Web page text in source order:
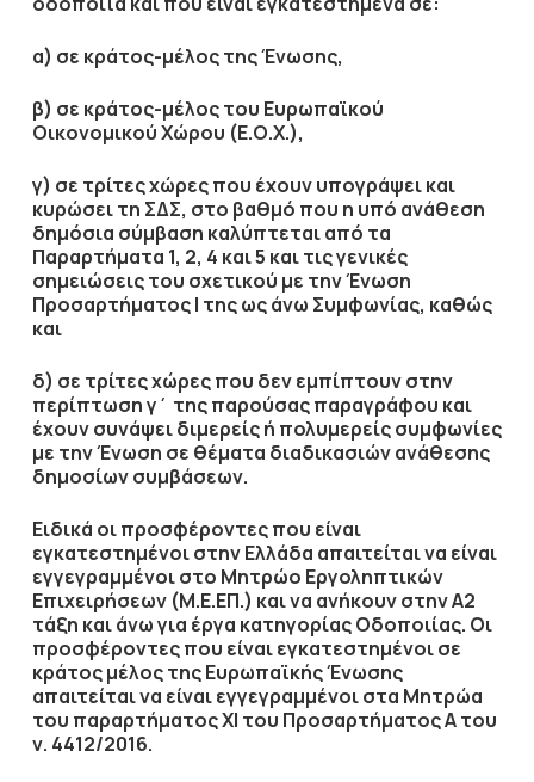
α) σε κράτος-μέλος της Ένωσης,
β) σε κράτος-μέλος του Ευρωπαϊκού
Οικονομικού Χώρου (Ε.Ο.Χ.),
γ) σε τρίτες χώρες που έχουν υπογράψει και
κυρώσει τη ΣΔΣ, στο βαθμό που η υπό ανάθεση
δημόσια σύμβαση καλύπτεται από τα
Παραρτήματα 1, 2, 4 και 5 και τις γενικές
σημειώσεις του σχετικού με την Ένωση
Προσαρτήματος I της ως άνω Συμφωνίας, καθώς
και
δ) σε τρίτες χώρες που δεν εμπίπτουν στην
περίπτωση γ΄ της παρούσας παραγράφου και
έχουν συνάψει διμερείς ή πολυμερείς συμφωνίες
με την Ένωση σε θέματα διαδικασιών ανάθεσης
δημοσίων συμβάσεων.
Ειδικά οι προσφέροντες που είναι
εγκατεστημένοι στην Ελλάδα απαιτείται να είναι
εγγεγραμμένοι στο Μητρώο Εργοληπτικών
Επιχειρήσεων (Μ.Ε.ΕΠ.) και να ανήκουν στηνΑ2
τάξη και άνω για έργα κατηγορίας Οδοποιίας. Οι
προσφέροντες που είναι εγκατεστημένοι σε
κράτος μέλος της Ευρωπαϊκής Ένωσης
απαιτείται να είναι εγγεγραμμένοι στα Μητρώα
του παραρτήματος ΧΙ του Προσαρτήματος Α του
ν. 4412/2016.